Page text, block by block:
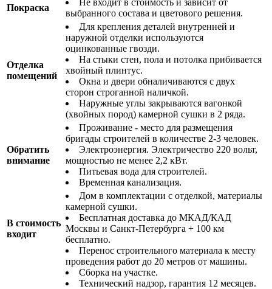
Покраска
выбранного состава и цветового решения.
Отделка
помещений
Для крепления деталей внутренней и
наружной отделки используются
оцинкованные гвозди.
На стыки стен, пола и потолка прибивается
хвойный плинтус.
Окна и двери обналичиваются с двух
сторон строганной наличкой.
Наружные углы закрываются вагонкой
(хвойных пород) камерной сушки в 2 ряда.
Обратить
внимание
Проживание - место для размещения
бригады строителей в количестве 2-3 человек.
Электроэнергия. Электричество 220 вольт,
мощностью не менее 2,2 кВт.
Питьевая вода для строителей.
Временная канализация.
В стоимость
входит
Дом в комплектации с отделкой, материалы
камерной сушки.
Бесплатная доставка до МКАД/КАД
Москвы и Санкт-Петербурга + 100 км
бесплатно.
Перенос строительного материала к месту
проведения работ до 20 метров от машины.
Сборка на участке.
Технический надзор, гарантия 12 месяцев.